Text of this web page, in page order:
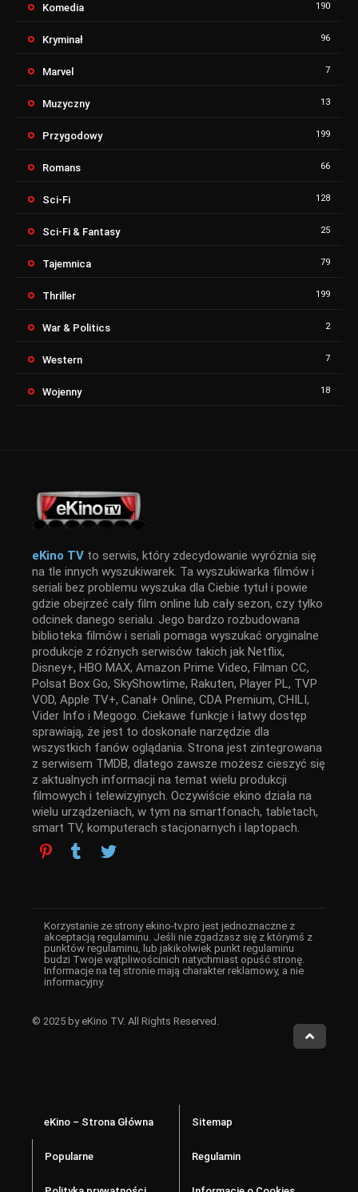
Komedia 190
Kryminał 96
Marvel 7
Muzyczny 13
Przygodowy 199
Romans 66
Sci-Fi 128
Sci-Fi & Fantasy 25
Tajemnica 79
Thriller 199
War & Politics 2
Western 7
Wojenny 18
eKino TV to serwis, który zdecydowanie wyróżnia się
na tle innych wyszukiwarek. Ta wyszukiwarka filmów i
seriali bez problemu wyszuka dla Ciebie tytuł i powie
gdzie obejrzeć cały film online lub cały sezon, czy tylko
odcinek danego serialu. Jego bardzo rozbudowana
biblioteka filmów i seriali pomaga wyszukać oryginalne
produkcje z różnych serwisów takich jak Netflix,
Disney+, HBO MAX, Amazon Prime Video, Filman CC,
Polsat Box Go, SkyShowtime, Rakuten, Player PL, TVP
VOD, Apple TV+, Canal+ Online, CDA Premium, CHILI,
Vider Info i Megogo. Ciekawe funkcje i łatwy dostęp
sprawiają, że jest to doskonałe narzędzie dla
wszystkich fanów oglądania. Strona jest zintegrowana
z serwisem TMDB, dlatego zawsze możesz cieszyć się
z aktualnych informacji na temat wielu produkcji
filmowych i telewizyjnych. Oczywiście ekino działa na
wielu urządzeniach, w tym na smartfonach, tabletach,
smart TV, komputerach stacjonarnych i laptopach.
Korzystanie ze strony ekino-tv.pro jest jednoznaczne z
akceptacją regulaminu. Jeśli nie zgadzasz się z którymś z
punktów regulaminu, lub jakikolwiek punkt regulaminu
budzi Twoje wątpliwościnich natychmiast opuść stronę.
Informacje na tej stronie mają charakter reklamowy, a nie
informacyjny.
© 2025 by eKino TV. All Rights Reserved.
eKino – Strona Główna Sitemap
Popularne Regulamin